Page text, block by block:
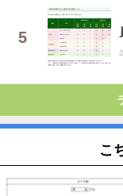
こ